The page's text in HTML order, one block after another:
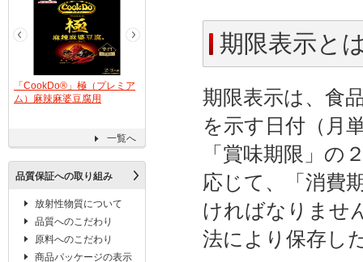
で開く）
ィンドウで開く）
特集（別ウィンドウで
開く）
アレルギー物質一覧
栄養成分一覧（
ンドウで開く
お客様の声を活かして
販売終了商品のお知らせ
栄養成分一覧（別ウィンドウで
開く）
ループの商品のお問合せ
期限表示と
期限表示は、食
を示す日付（月
「賞味期限」の
応じて、「消費
ければなりませ
法により保存し
「CookDo®」極（プレミア
ム）麻辣麻婆豆腐用
「クノール®」 ポタージュで
食べる豆と野菜
「味の素®」「ア
®」瓶７０ｇ
一覧へ
品質保証への取り組み
放射性物質について
品質へのこだわり
原料へのこだわり
商品パッケージの表示